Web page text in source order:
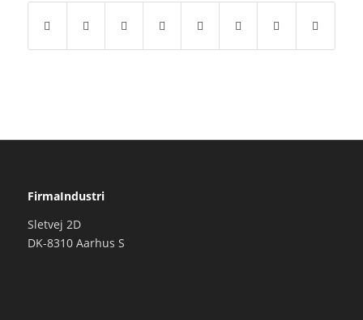
FirmaIndustri
Sletvej 2D
DK-8310 Aarhus S